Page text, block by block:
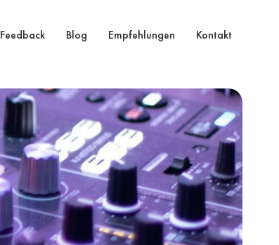
Feedback Blog Empfehlungen Kontakt